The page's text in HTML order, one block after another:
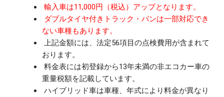
輸入車は11,000円（税込）アップとなります。
ダブルタイヤ付きトラック・バンは一部対応でき
ない車種もあります。
上記金額には、法定56項目の点検費用が含まれて
おります。
料金表には初登録から13年未満の非エコカー車の
重量税額を記載しています。
ハイブリッド車は車種、年式により料金が異なり